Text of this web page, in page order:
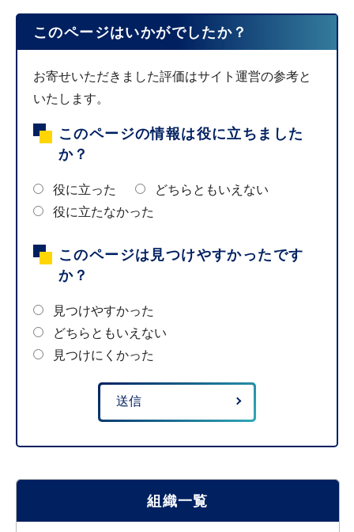
このページはいかがでしたか？
お寄せいただきました評価はサイト運営の参考と
いたします。
このページの情報は役に立ちました
か？
役に立った
どちらともいえない
役に立たなかった
このページは見つけやすかったです
か？
見つけやすかった
どちらともいえない
見つけにくかった
組織一覧